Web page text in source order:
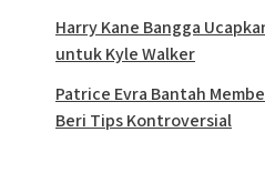
Harry Kane Bangga
untuk Kyle Walker
Patrice Evra Bantah
Beri Tips Kontroversial